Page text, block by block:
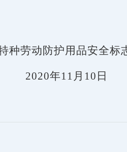
护用品安全标志
年11月10日